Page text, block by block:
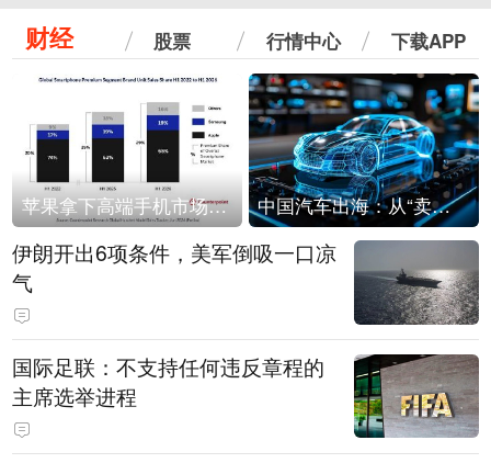
财经 股票 行情中心 下载APP
苹果拿下高端手机市场65%的份额：iPhone 17系列功不可没 中国汽车出海：从“卖出去”到“走进去”
伊朗开出6项条件，美军倒吸一口凉
气
国际足联：不支持任何违反章程的
主席选举进程